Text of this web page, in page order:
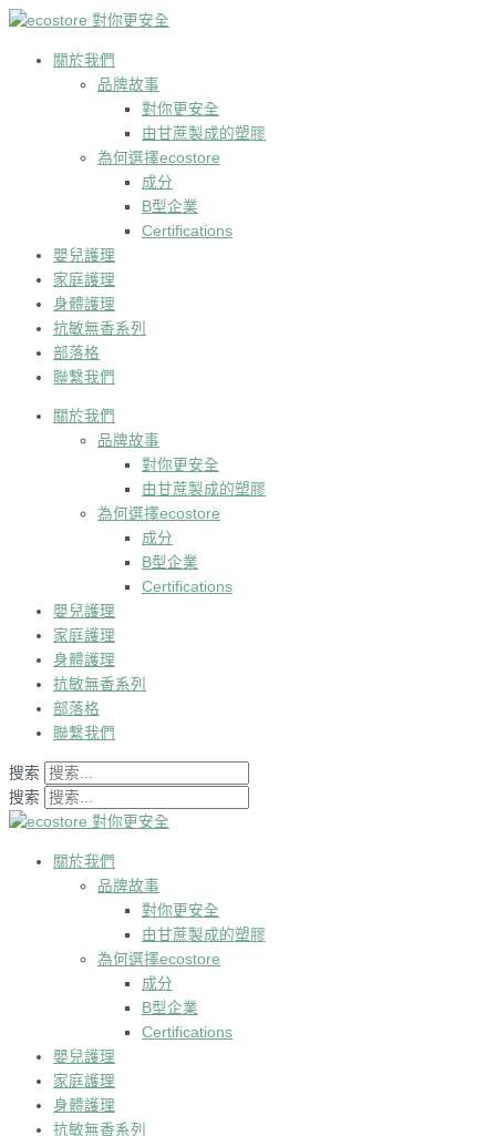
跳
關於我們
品牌故事
對你更安全
由甘蔗製成的塑膠
為何選擇ecostore
成分
B型企業
Certifications
嬰兒護理
家庭護理
身體護理
抗敏無香系列
部落格
聯繫我們
關於我們
品牌故事
對你更安全
由甘蔗製成的塑膠
為何選擇ecostore
成分
B型企業
Certifications
嬰兒護理
家庭護理
身體護理
抗敏無香系列
部落格
聯繫我們
搜索
搜索
關於我們
品牌故事
對你更安全
由甘蔗製成的塑膠
為何選擇ecostore
成分
B型企業
Certifications
嬰兒護理
家庭護理
身體護理
抗敏無香系列